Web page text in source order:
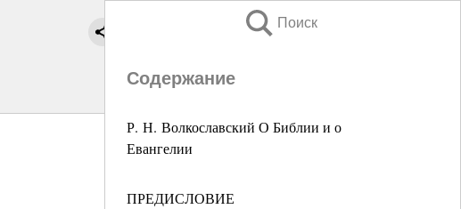
Поиск
Содержание
Р. Н. Волкославский О Библии и о
Евангелии
ПРЕДИСЛОВИЕ